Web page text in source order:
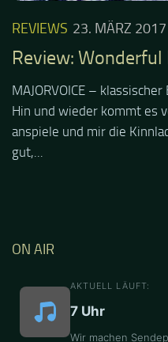
REVIEWS 23. MÄRZ 2017
Review: Wonderful
MAJORVOICE –
Hin und wieder kommt es
anspiele und mir die
gut,...
ON AIR
AKTUELL LÄUFT:
7 Uhr
Wir machen